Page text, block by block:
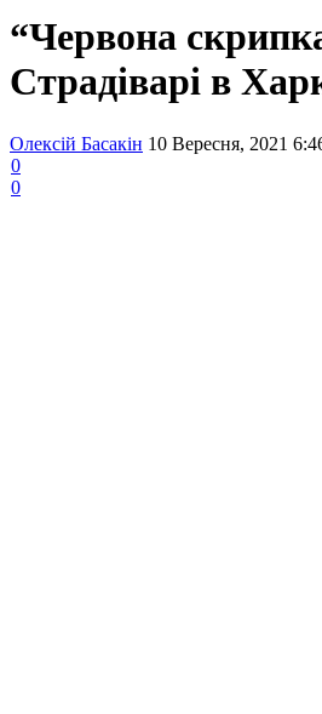
“Червона
Страдіварі в
Олексій Басакін 10 Вересня, 2021
0
0